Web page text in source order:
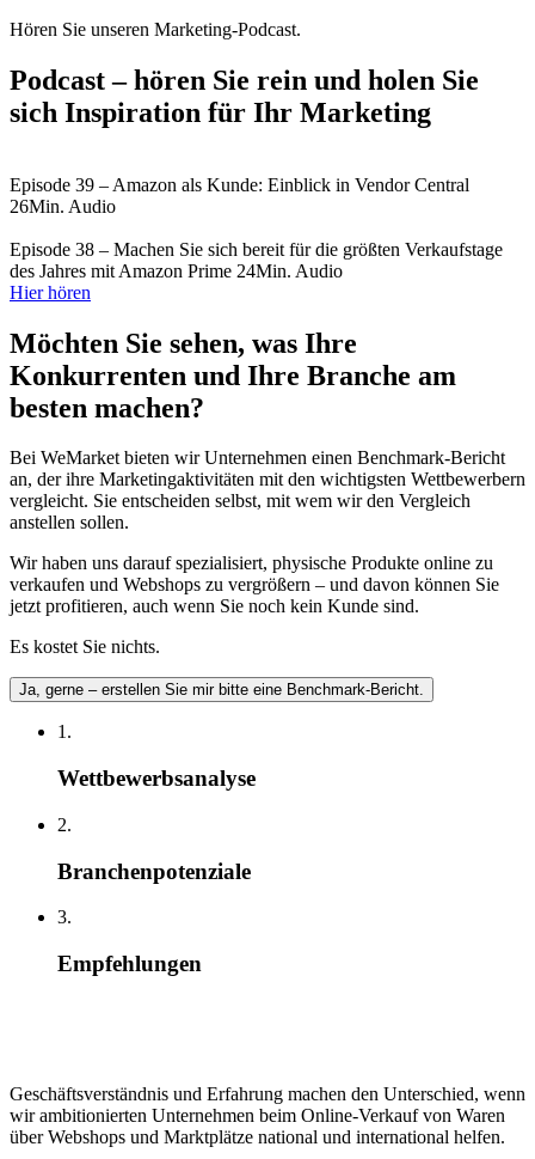
Hören Sie unseren Marketing-Podcast.
Podcast – hören Sie rein und holen Sie
sich Inspiration für Ihr Marketing
Episode 39 – Amazon als Kunde: Einblick in Vendor Central
26Min. Audio
Episode 38 – Machen Sie sich bereit für die größten Verkaufstage
des Jahres mit Amazon Prime 24Min. Audio
Hier hören
Möchten Sie sehen, was Ihre
Konkurrenten und Ihre Branche am
besten machen?
Bei WeMarket bieten wir Unternehmen einen Benchmark-Bericht
an, der ihre Marketingaktivitäten mit den wichtigsten Wettbewerbern
vergleicht. Sie entscheiden selbst, mit wem wir den Vergleich
anstellen sollen.
Wir haben uns darauf spezialisiert, physische Produkte online zu
verkaufen und Webshops zu vergrößern – und davon können Sie
jetzt profitieren, auch wenn Sie noch kein Kunde sind.
Es kostet Sie nichts.
Ja, gerne – erstellen Sie mir bitte eine Benchmark-Bericht.
1.
Wettbewerbsanalyse
2.
Branchenpotenziale
3.
Empfehlungen
Geschäftsverständnis und Erfahrung machen den Unterschied, wenn
wir ambitionierten Unternehmen beim Online-Verkauf von Waren
über Webshops und Marktplätze national und international helfen.